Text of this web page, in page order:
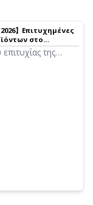
】Επιτυχημένες
στο
με βίντεο
της